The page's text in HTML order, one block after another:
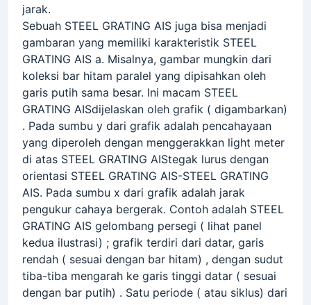
jarak.
Sebuah STEEL GRATING AIS juga bisa menjadi
gambaran yang memiliki karakteristik STEEL
GRATING AIS a. Misalnya, gambar mungkin dari
koleksi bar hitam paralel yang dipisahkan oleh
garis putih sama besar. Ini macam STEEL
GRATING AISdijelaskan oleh grafik ( digambarkan)
. Pada sumbu y dari grafik adalah pencahayaan
yang diperoleh dengan menggerakkan light meter
di atas STEEL GRATING AIStegak lurus dengan
orientasi STEEL GRATING AIS-STEEL GRATING
AIS. Pada sumbu x dari grafik adalah jarak
pengukur cahaya bergerak. Contoh adalah STEEL
GRATING AIS gelombang persegi ( lihat panel
kedua ilustrasi) ; grafik terdiri dari datar, garis
rendah ( sesuai dengan bar hitam) , dengan sudut
tiba-tiba mengarah ke garis tinggi datar ( sesuai
dengan bar putih) . Satu periode ( atau siklus) dari